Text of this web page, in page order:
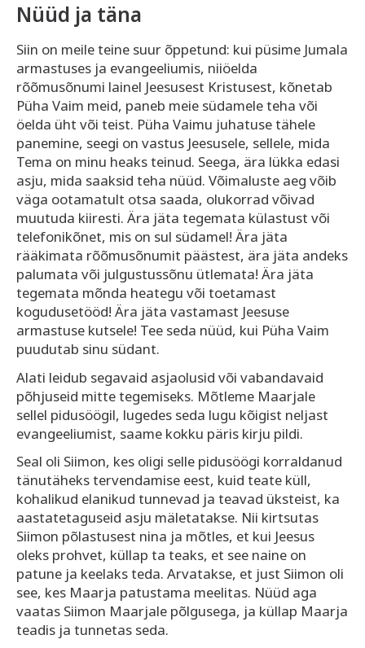
Nüüd ja täna
Siin on meile teine suur õppetund: kui püsime Jumala
armastuses ja evangeeliumis, niiöelda
rõõmusõnumi lainel Jeesusest Kristusest, kõnetab
Püha Vaim meid, paneb meie südamele teha või
öelda üht või teist. Püha Vaimu juhatuse tähele
panemine, seegi on vastus Jeesusele, sellele, mida
Tema on minu heaks teinud. Seega, ära lükka edasi
asju, mida saaksid teha nüüd. Võimaluste aeg võib
väga ootamatult otsa saada, olukorrad võivad
muutuda kiiresti. Ära jäta tegemata külastust või
telefonikõnet, mis on sul südamel! Ära jäta
rääkimata rõõmusõnumit päästest, ära jäta andeks
palumata või julgustussõnu ütlemata! Ära jäta
tegemata mõnda heategu või toetamast
kogudusetööd! Ära jäta vastamast Jeesuse
armastuse kutsele! Tee seda nüüd, kui Püha Vaim
puudutab sinu südant.
Alati leidub segavaid asjaolusid või vabandavaid
põhjuseid mitte tegemiseks. Mõtleme Maarjale
sellel pidusöögil, lugedes seda lugu kõigist neljast
evangeeliumist, saame kokku päris kirju pildi.
Seal oli Siimon, kes oligi selle pidusöögi korraldanud
tänutäheks tervendamise eest, kuid teate küll,
kohalikud elanikud tunnevad ja teavad üksteist, ka
aastatetaguseid asju mäletatakse. Nii kirtsutas
Siimon põlastusest nina ja mõtles, et kui Jeesus
oleks prohvet, küllap ta teaks, et see naine on
patune ja keelaks teda. Arvatakse, et just Siimon oli
see, kes Maarja patustama meelitas. Nüüd aga
vaatas Siimon Maarjale põlgusega, ja küllap Maarja
teadis ja tunnetas seda.